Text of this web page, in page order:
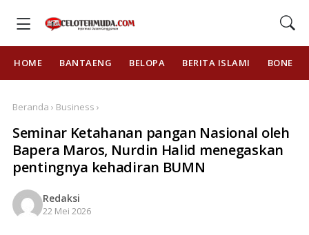
HOME BANTAENG BELOPA BERITA ISLAMI BONE
Beranda › Business ›
Seminar Ketahanan pangan Nasional oleh
Bapera Maros, Nurdin Halid menegaskan
pentingnya kehadiran BUMN
Redaksi
22 Mei 2026